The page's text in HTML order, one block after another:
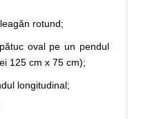
rotund;
oval pe un pendul
125 cm x 75 cm);
longitudinal;